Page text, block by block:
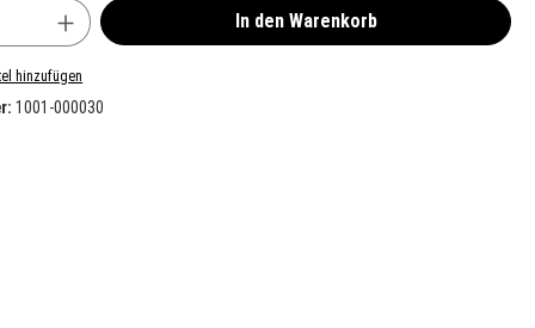
Gib den gewünschten Wert ein oder
In den Warenkorb
hinzufügen
1001-000030